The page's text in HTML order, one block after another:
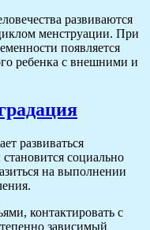
развиваются
менструации. При
появляется
ребенка с внешними и
развиваться
социально
на выполнении
контактировать с
зависимый